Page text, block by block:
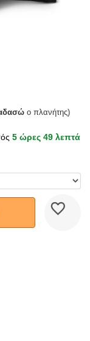
ο πλανήτης)
5 ώρες 49 λεπτά